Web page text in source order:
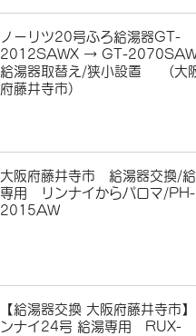
ノーリツ20号ふろ給湯器GT-
2012SAWX → GT-2070SAW
給湯器取替え/狭小設置 (大阪
府藤井寺市)
大阪府藤井寺市 給湯器交換/給
専用 リンナイからパロマ/PH-
2015AW
【給湯器交換 大阪府藤井寺市】
ンナイ24号 給湯専用 RUX-